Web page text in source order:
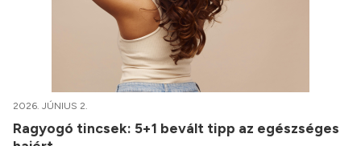
2026. JÚNIUS 2.
Ragyogó tincsek: 5+1 bevált tipp az egészséges